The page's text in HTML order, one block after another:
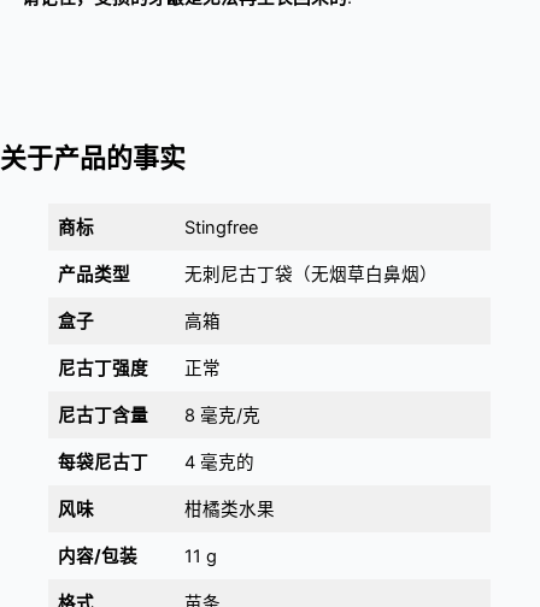
关于产品的事实
商标 Stingfree
产品类型 无刺尼古丁袋（无烟草白鼻烟）
盒子 高箱
尼古丁强度 正常
尼古丁含量 8 毫克/克
每袋尼古丁 4 毫克的
风味 柑橘类水果
内容/包装 11 g